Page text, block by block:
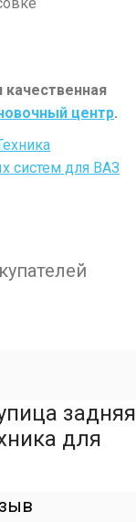
центр.
систем для ВАЗ
задняя
для